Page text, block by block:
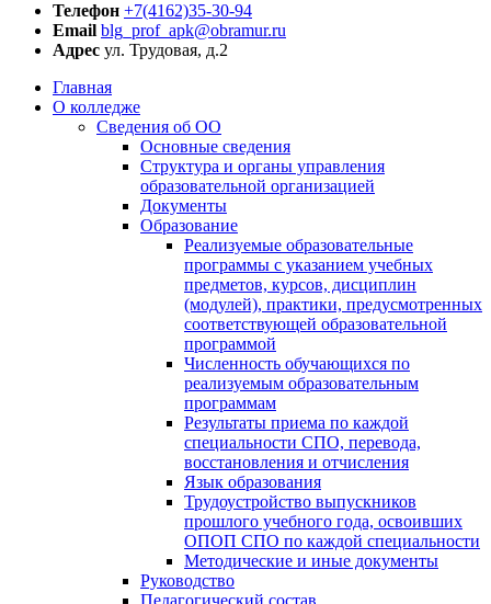
Телефон +7(4162)35-30-94
Email blg_prof_apk@obramur.ru
Адрес ул. Трудовая, д.2
Главная
О колледже
Сведения об ОО
Основные сведения
Структура и органы управления
образовательной организацией
Документы
Образование
Реализуемые образовательные
программы с указанием учебных
предметов, курсов, дисциплин
(модулей), практики, предусмотренных
соответствующей образовательной
программой
Численность обучающихся по
реализуемым образовательным
программам
Результаты приема по каждой
специальности СПО, перевода,
восстановления и отчисления
Язык образования
Трудоустройство выпускников
прошлого учебного года, освоивших
ОПОП СПО по каждой специальности
Методические и иные документы
Руководство
Педагогический состав